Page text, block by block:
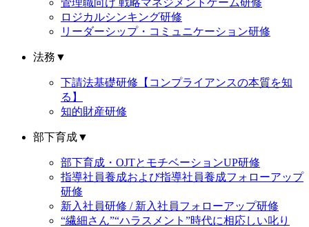
ロジカルシンキング研修
リーダーシップ・コミュニケーション研修
法務 ▼
下請法基礎研修【コンプライアンスの本質を知
る】
知的財産研修
部下育成▼
部下育成・OJTとモチベーションUP研修
指導社員養成および指導社員養成フォローアップ
研修
新入社員研修 / 新入社員フォローアップ研修
“繊細さん”“ハラスメント”時代に相応しい叱り